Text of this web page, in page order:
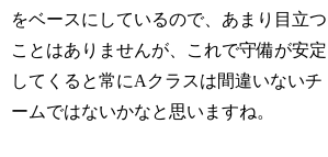
をベースにしているので、あまり目立つ
ことはありませんが、これで守備が安定
してくると常にAクラスは間違いないチ
ームではないかなと思いますね。